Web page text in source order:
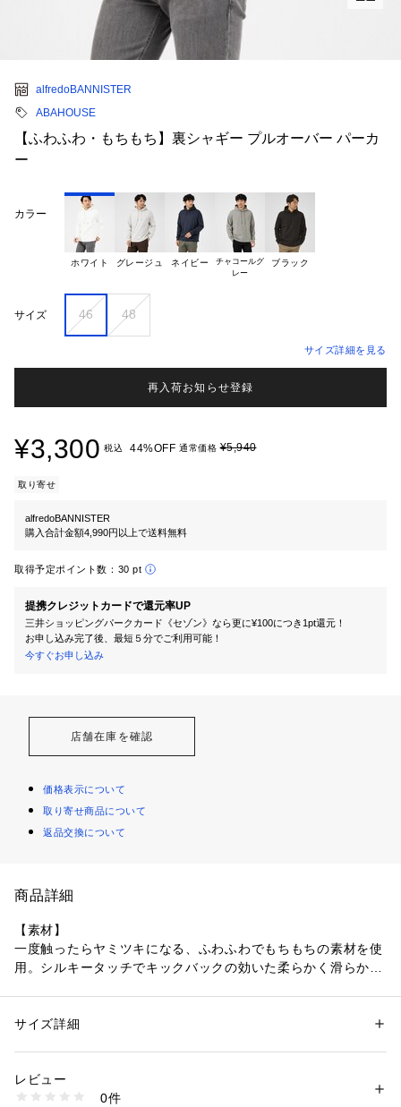
alfredoBANNISTER
ABAHOUSE
【ふわふわ・もちもち】裏シャギー プルオーバー パーカ
ー
カラー
ホワイト グレージュ ネイビー
チャコールグ
ブラック
サイズ 46 48
サイズ詳細を見る
再入荷お知らせ登録
¥3,300 税込 44%OFF 通常価格¥5,940
取り寄せ
alfredoBANNISTER
購入合計金額4,990円以上で送料無料
取得予定ポイント数： 30 pt
提携クレジットカードで還元率UP
三井ショッピングパークカード《セゾン》なら更に¥100につき1pt還元！
お申し込み完了後、最短５分でご利用可能！
今すぐお申し込み
店舗在庫を確認
価格表示について
取り寄せ商品について
返品交換について
商品詳細
【素材】
一度触ったらヤミツキになる、ふわふわでもちもちの素材を使
用。シルキータッチでキックバックの効いた柔らかく滑らかな
クス感のあるシルエットにしました。大人が着やすくモード感
あるカラー展開で、合わせるアイテムを選びません。パーカー
性別：メンズ
素材：表側 ポリエステル95% ポリウレタン5% 裏側 ポリエステル100%
商品番号：
71499720006 （ショップ）
サイズ詳細
レビュー
0件